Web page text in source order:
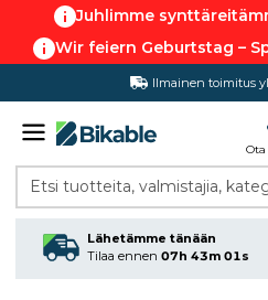
Juhlimme
Wir feiern Geburtstag –
Ilmainen toimitus
Etsi tuotteita, valmistajia,
Lähetämme tänään
Tilaa ennen 07h 43m 01s